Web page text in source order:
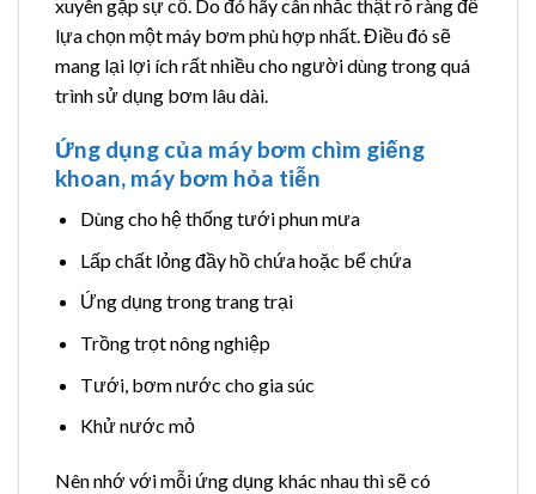
xuyên gặp sự cố. Do đó hãy cân nhắc thật rõ ràng để
lựa chọn một máy bơm phù hợp nhất. Điều đó sẽ
mang lại lợi ích rất nhiều cho người dùng trong quá
trình sử dụng bơm lâu dài.
Ứng dụng của máy bơm chìm giếng
khoan, máy bơm hỏa tiễn
Dùng cho hệ thống tưới phun mưa
Lấp chất lỏng đầy hồ chứa hoặc bể chứa
Ứng dụng trong trang trại
Trồng trọt nông nghiệp
Tưới, bơm nước cho gia súc
Khử nước mỏ
Nên nhớ với mỗi ứng dụng khác nhau thì sẽ có